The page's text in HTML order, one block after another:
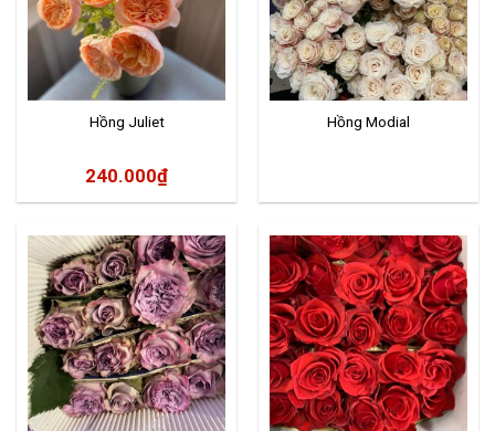
Hồng Juliet
240.000₫
Hồng Modial